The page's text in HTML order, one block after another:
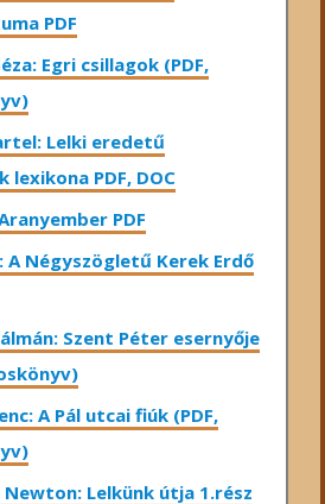
PDF
Egri csillagok (PDF,
Lelki eredetű
lexikona PDF, DOC
PDF
A Négyszögletű Kerek Erdő
Szent Péter esernyője
A Pál utcai fiúk (PDF,
Newton: Lelkünk útja 1.rész